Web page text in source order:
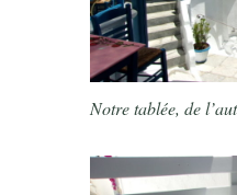
Notre tablée, de